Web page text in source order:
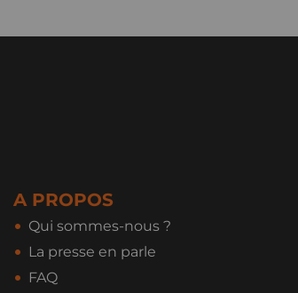
A PROPOS
Qui sommes-nous ?
La presse en parle
FAQ